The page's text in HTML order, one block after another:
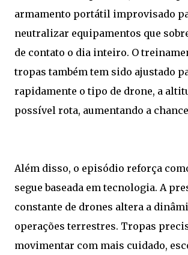
armamento portátil improvisado
neutralizar equipamentos que
de contato o dia inteiro. O
tropas também tem sido ajustado
rapidamente o tipo de drone, a
possível rota, aumentando a chance
Além disso, o episódio reforça
segue baseada em tecnologia. A
constante de drones altera a
operações terrestres. Tropas
movimentar com mais cuidado,